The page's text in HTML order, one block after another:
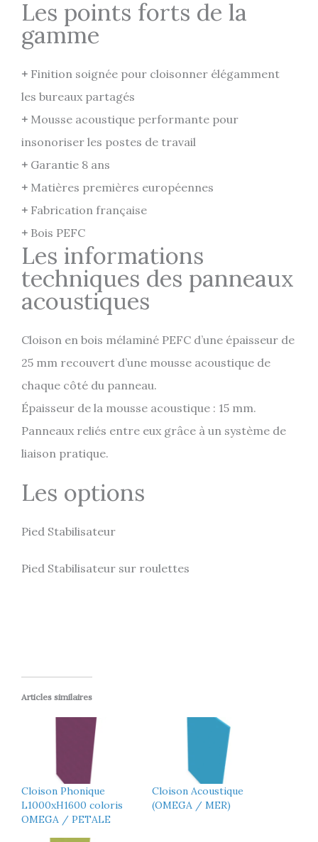
Les points forts de la
gamme
+ Finition soignée pour cloisonner élégamment
les bureaux partagés
+ Mousse acoustique performante pour
insonoriser les postes de travail
+ Garantie 8 ans
+ Matières premières européennes
+ Fabrication française
+ Bois PEFC
Les informations
techniques des panneaux
acoustiques
Cloison en bois mélaminé PEFC d’une épaisseur de
25 mm recouvert d’une mousse acoustique de
chaque côté du panneau.
Épaisseur de la mousse acoustique : 15 mm.
Panneaux reliés entre eux grâce à un système de
liaison pratique.
Les options
Pied Stabilisateur
Pied Stabilisateur sur roulettes
Articles similaires
Cloison Phonique
L1000xH1600 coloris
OMEGA / PETALE
Cloison Acoustique
(OMEGA / MER)